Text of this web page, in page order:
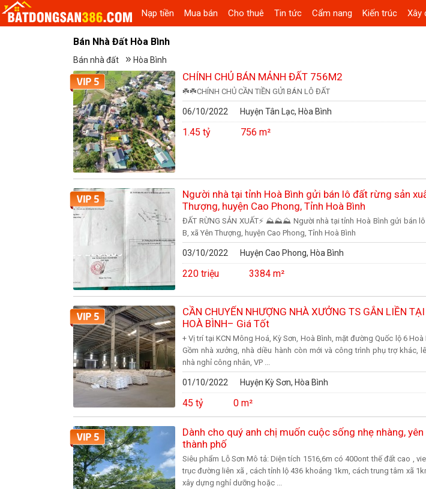
Nạp tiền Mua bán Cho thuê Tin tức Cẩm nang Kiến trúc Xây
Bán Nhà Đất Hòa Bình
Bán nhà đất Hòa Bình
CHÍNH CHỦ BÁN MẢNH ĐẤT 756M2
☘️☘️CHÍNH CHỦ CẦN TIỀN GỬI BÁN LÔ ĐẤT
06/10/2022 Huyện Tân Lạc, Hòa Bình
1.45 tỷ 756 m²
Người nhà tại tỉnh Hoà Bình gửi bán lô đất rừng sản
Thượng, huyện Cao Phong, Tỉnh Hoà Bình
ĐẤT RỪNG SẢN XUẤT⚡️ ⛰⛰⛰ Người nhà tại tỉnh Hoà Bình gửi bán
B, xã Yên Thượng, huyện Cao Phong, Tỉnh Hoà Bình
03/10/2022 Huyện Cao Phong, Hòa Bình
220 triệu 3384 m²
CẦN CHUYỂN NHƯỢNG NHÀ XƯỞNG TS GẮN LIỀN
HOÀ BÌNH– Giá Tốt
+ Vị trí tại KCN Mông Hoá, Kỳ Sơn, Hoà Bình, mặt đường Quốc lộ 6
Gồm nhà xưởng, nhà diều hành còn mới và công trình phụ trợ khác,
nhà nghỉ công nhân, VP ...
01/10/2022 Huyện Kỳ Sơn, Hòa Bình
45 tỷ 0 m²
Dành cho quý anh chị muốn cuộc sống nhẹ nhàng,
thành phố
Siêu phẩm Lỗ Sơn Mô tả: Diện tích 1516,6m có 400ont thế đất cao ,
trục đường liên xã , cách tỉnh lộ 436 khoảng 1km, cách trung tâm xã
xây dựng nghỉ dưỡng hoặc ...